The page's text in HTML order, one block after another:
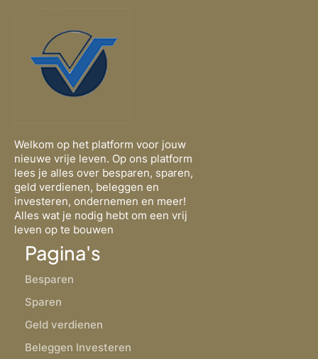
Welkom op het platform voor jouw
nieuwe vrije leven. Op ons platform
lees je alles over besparen, sparen,
geld verdienen, beleggen en
investeren, ondernemen en meer!
Alles wat je nodig hebt om een vrij
leven op te bouwen
Pagina's
Besparen
Sparen
Geld verdienen
Beleggen Investeren